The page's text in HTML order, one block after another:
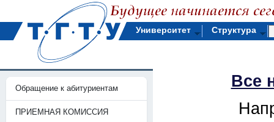
Университет Структура
Обращение к абитуриентам
ПРИЕМНАЯ КОМИССИЯ
Все